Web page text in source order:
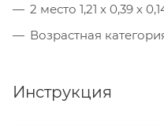
2 место 1,21 х 0,39 х
Возрастная
Инструкция